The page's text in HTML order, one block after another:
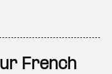
French